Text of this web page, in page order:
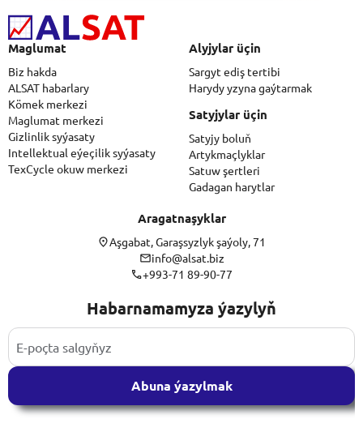
Maglumat
Biz hakda
ALSAT habarlary
Kömek merkezi
Maglumat merkezi
Gizlinlik syýasaty
Intellektual eýeçilik syýasaty
TexCycle okuw merkezi
Alyjylar üçin
Sargyt ediş tertibi
Harydy yzyna gaýtarmak
Satyjylar üçin
Satyjy boluň
Artykmaçlyklar
Satuw şertleri
Gadagan harytlar
Aragatnaşyklar
Aşgabat, Garaşsyzlyk şaýoly, 71
info@alsat.biz
+993-71 89-90-77
Habarnamamyza ýazylyň
Abuna ýazylmak